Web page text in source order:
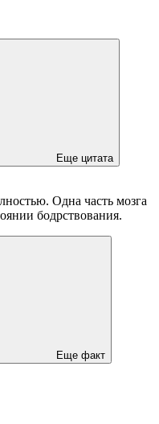
Еще цитата
Одна часть мозга
бодрствования.
Еще факт